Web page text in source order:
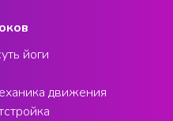
йоги
движения